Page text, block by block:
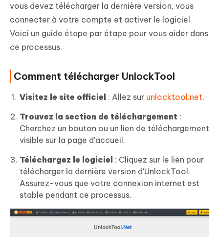
vous devez télécharger la dernière version, vous
connecter à votre compte et activer le logiciel.
Voici un guide étape par étape pour vous aider dans
ce processus.
Comment télécharger UnlockTool
Visitez le site officiel : Allez sur unlocktool.net.
Trouvez la section de téléchargement :
Cherchez un bouton ou un lien de téléchargement
visible sur la page d'accueil.
Téléchargez le logiciel : Cliquez sur le lien pour
télécharger la dernière version d'UnlockTool.
Assurez-vous que votre connexion internet est
stable pendant ce processus.